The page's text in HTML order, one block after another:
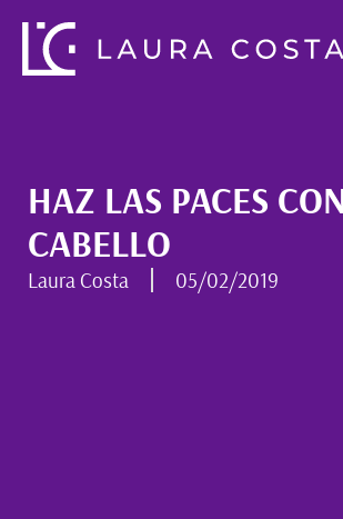
HAZ LAS PACES
CABELLO
Laura Costa 05/02/2019